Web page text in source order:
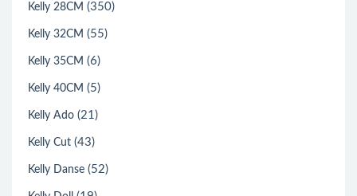
Kelly 28CM (350)
Kelly 32CM (55)
Kelly 35CM (6)
Kelly 40CM (5)
Kelly Ado (21)
Kelly Cut (43)
Kelly Danse (52)